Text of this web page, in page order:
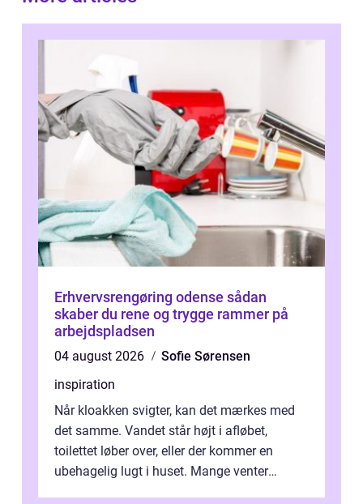
Erhvervsrengøring odense sådan
skaber du rene og trygge rammer på
arbejdspladsen
04 august 2026
Sofie Sørensen
inspiration
Når kloakken svigter, kan det mærkes med
det samme. Vandet står højt i afløbet,
toilettet løber over, eller der kommer en
ubehagelig lugt i huset. Mange venter